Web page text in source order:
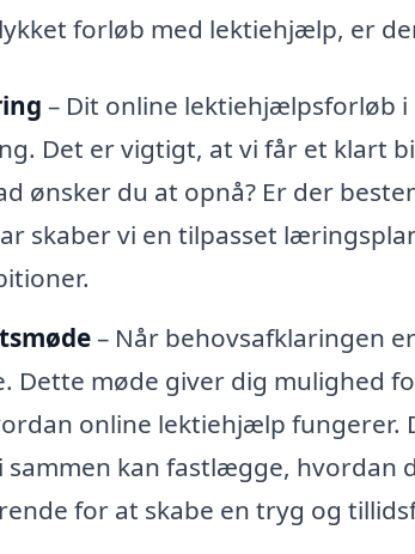
forløb med lektiehjælp, er
– Dit online lektiehjælpsforløb
Det er vigtigt, at vi får et klart
ønsker du at opnå? Er der
skaber vi en tilpasset
– Når behovsafklaringen
Dette møde giver dig mulighed
online lektiehjælp fungerer.
sammen kan fastlægge,
for at skabe en tryg og